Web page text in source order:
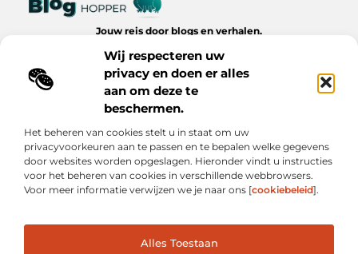
Wij respecteren uw
privacy en doen er alles
aan om deze te
beschermen.
Het beheren van cookies stelt u in staat om uw
privacyvoorkeuren aan te passen en te bepalen welke gegevens
door websites worden opgeslagen. Hieronder vindt u instructies
voor het beheren van cookies in verschillende webbrowsers.
Voor meer informatie verwijzen we je naar ons [cookiebeleid].
Alles Toestaan
Jouw reis door blogs en verhalen.
dagelijks leven op Bloghopper.nl.
Bericht categorie
Onze informatie
Cookiebeleid (EU)